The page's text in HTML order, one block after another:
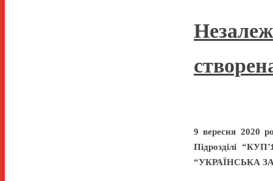
9 вересня 2020
Підрозділі
“УКРАЇНСЬКА